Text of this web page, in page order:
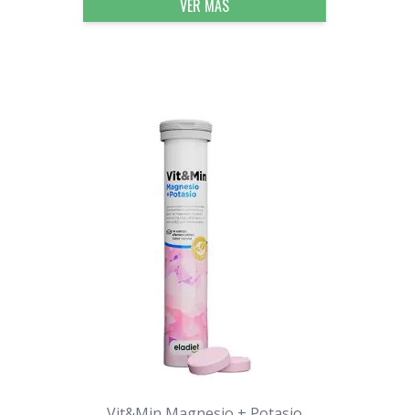
VER MÁS